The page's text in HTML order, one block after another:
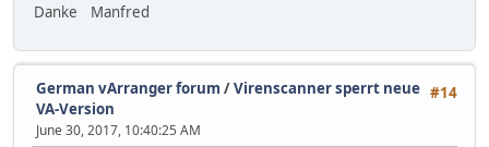
Danke Manfred
#14
German vArranger forum /Virenscanner sperrt neue
VA-Version
June 30, 2017, 10:40:25 AM